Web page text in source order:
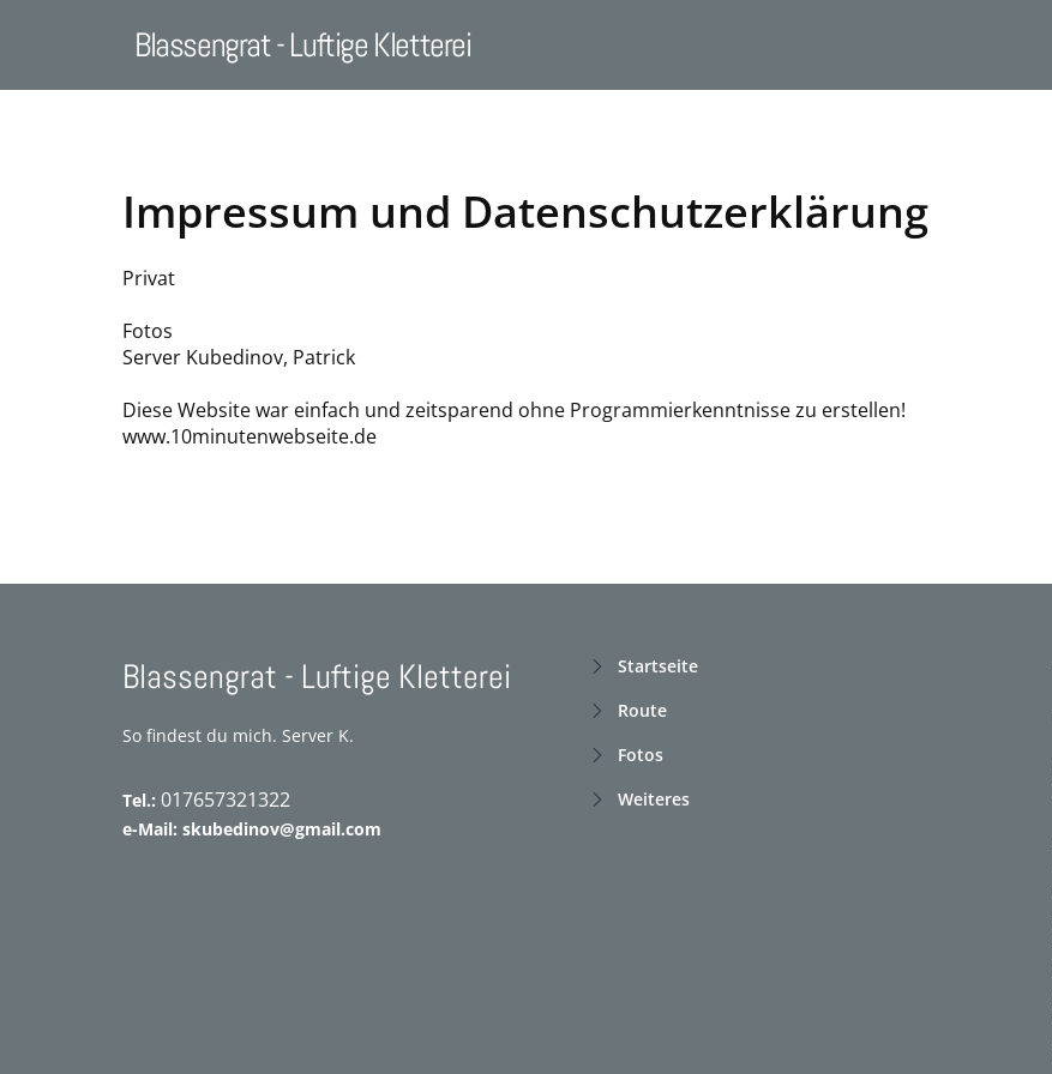
Blassengrat - Luftige Kletterei
Impressum und Datenschutzerklärung
Privat
Fotos
Server Kubedinov, Patrick
Diese Website war einfach und zeitsparend ohne Programmierkenntnisse zu erstellen!
www.10minutenwebseite.de
Blassengrat - Luftige Kletterei
So findest du mich. Server K.
Tel.: 017657321322
e-Mail: skubedinov@gmail.com
Startseite
Route
Fotos
Weiteres